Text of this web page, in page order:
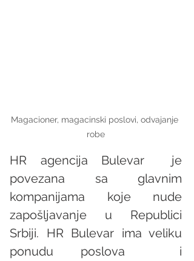
Magacioner, magacinski poslovi, odvajanje
robe
HR agencija Bulevar  je
povezana sa glavnim
kompanijama koje nude
zapošljavanje u Republici
Srbiji. HR Bulevar ima veliku
ponudu poslova  i